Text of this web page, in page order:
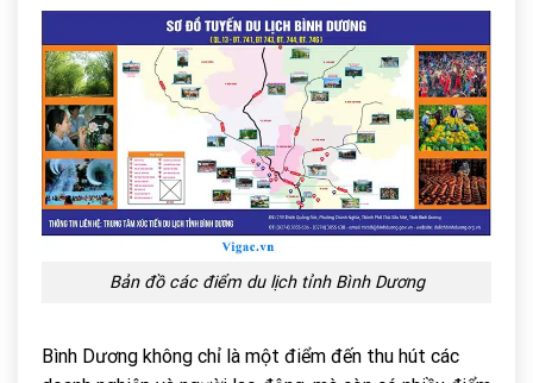
Bản đồ các điểm du lịch tỉnh Bình Dương
Bình Dương không chỉ là một điểm đến thu hút các